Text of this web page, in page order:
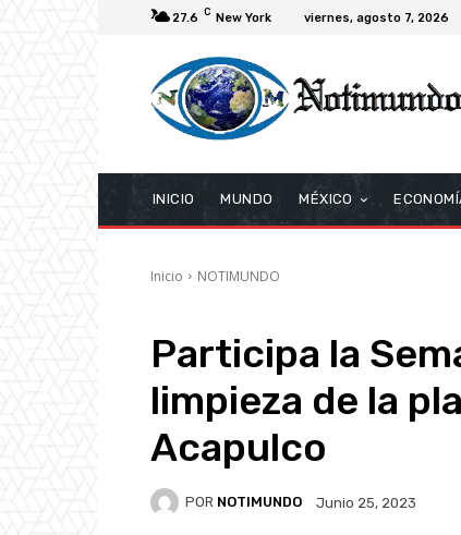
27.6 C New York viernes, agosto 7, 2026
INICIO MUNDO MÉXICO
Inicio NOTIMUNDO
Participa la
limpieza de la
Acapulco
POR NOTIMUNDO Junio 25, 2023